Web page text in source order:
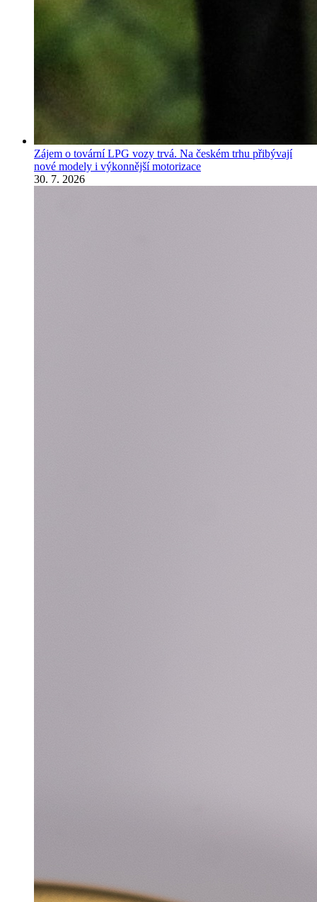
Zájem o tovární LPG vozy trvá. Na českém trhu přibývají
nové modely i výkonnější motorizace
30. 7. 2026